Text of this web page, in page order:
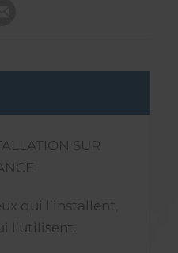
SUR
qui l’installent,
l’utilisent.